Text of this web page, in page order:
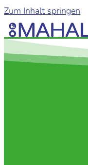
Zum Inhalt springen